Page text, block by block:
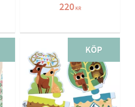
220KR
KÖP